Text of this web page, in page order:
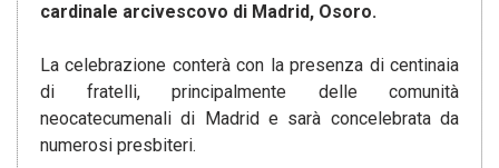
cardinale arcivescovo di Madrid, Osoro.
La celebrazione conterà con la presenza di centinaia
di fratelli, principalmente delle comunità
neocatecumenali di Madrid e sarà concelebrata da
numerosi presbiteri.